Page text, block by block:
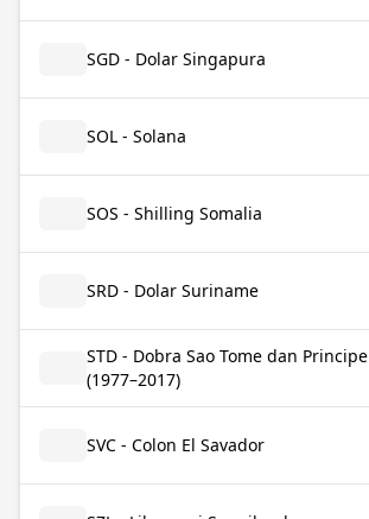
SGD - Dolar Singapura
SOL - Solana
SOS - Shilling Somalia
SRD - Dolar Suriname
STD - Dobra Sao Tome dan Principe
(1977–2017)
SVC - Colon El Savador